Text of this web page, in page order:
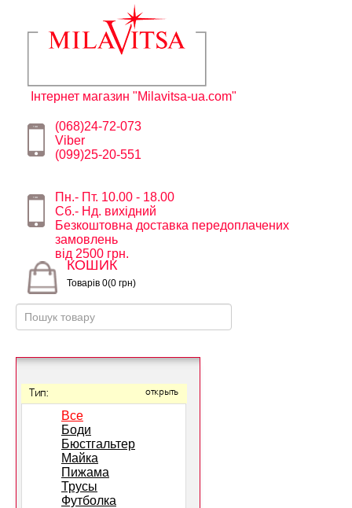
Інтернет магазин "Milavitsa-ua.com"
(068)24-72-073
Viber
(099)25-20-551
Пн.- Пт. 10.00 - 18.00
Сб.- Нд. вихідний
Безкоштовна доставка передоплачених
замовлень
від 2500 грн.
КОШИК
Товарів 0(0 грн)
Тип: открыть
Все
Боди
Бюстгальтер
Майка
Пижама
Трусы
Футболка